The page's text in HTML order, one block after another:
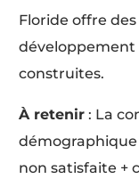
Floride offre
développement
construites.
À retenir : La
non satisfaite +